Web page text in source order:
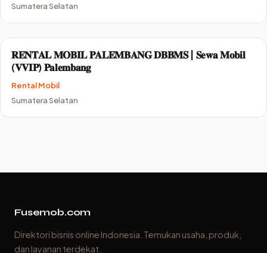
Sumatera Selatan
𝐑𝐄𝐍𝐓𝐀𝐋 𝐌𝐎𝐁𝐈𝐋 𝐏𝐀𝐋𝐄𝐌𝐁𝐀𝐍𝐆 𝐃𝐁𝐁𝐌𝐒 | 𝐒𝐞𝐰𝐚 𝐌𝐨𝐛𝐢𝐥
(𝐕𝐕𝐈𝐏) 𝐏𝐚𝐥𝐞𝐦𝐛𝐚𝐧𝐠
Rental Mobil
Sumatera Selatan
Fusemob.com
Direktori bisnis online Indonesia. Temukan usaha, produk,
dan layanan terdekat.